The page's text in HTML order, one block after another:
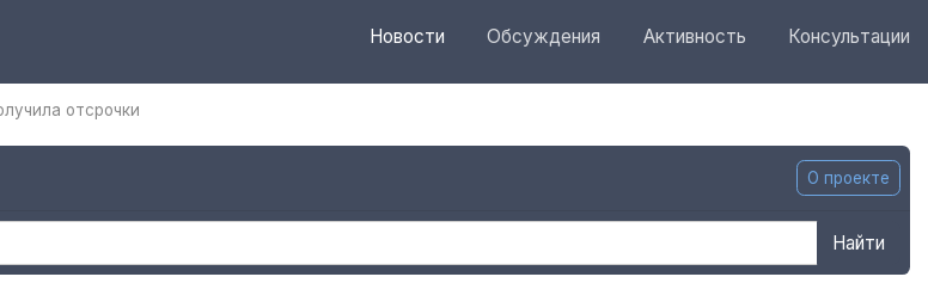
Новости Обсуждения Активность Консультации
отсрочки
О проекте
Найти